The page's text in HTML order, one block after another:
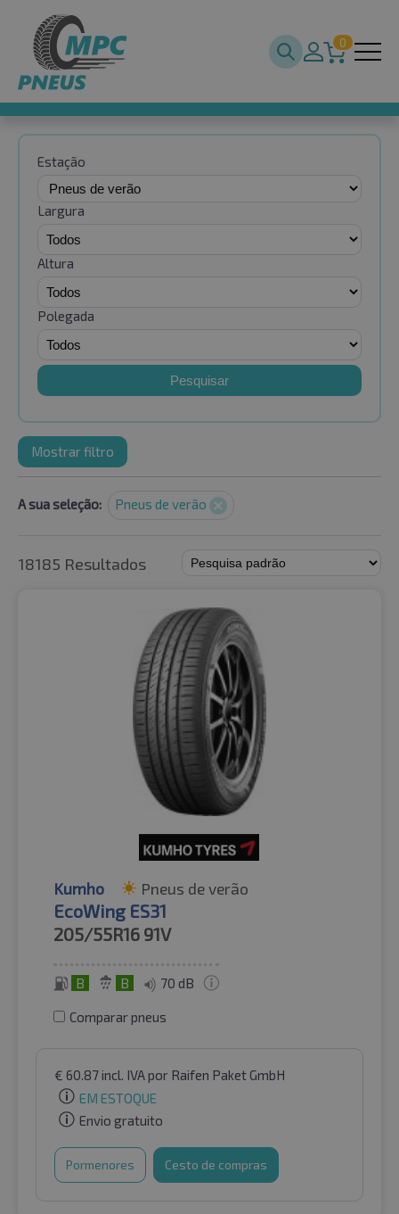
0
Estação
Largura
Altura
Polegada
Pesquisar
Mostrar filtro
A sua seleção: Pneus de verão
18185 Resultados
Kumho Pneus de verão
EcoWing ES31
205/55R16 91V
B B 70 dB
Comparar pneus
€ 60.87incl. IVApor Raifen Paket GmbH
EM ESTOQUE
Envio gratuito
Pormenores Cesto de compras